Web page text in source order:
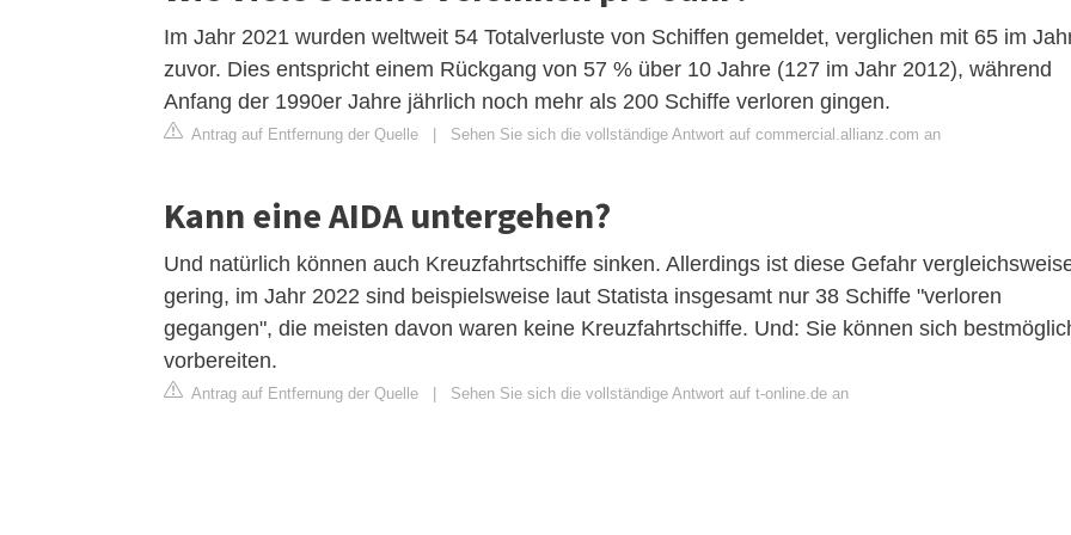
Im Jahr 2021 wurden weltweit 54 Totalverluste von Schiffen gemeldet, verglichen mit 65 im
zuvor. Dies entspricht einem Rückgang von 57 % über 10 Jahre (127 im Jahr 2012), während
Anfang der 1990er Jahre jährlich noch mehr als 200 Schiffe verloren gingen.
Antrag auf Entfernung der Quelle | Sehen Sie sich die vollständige Antwort auf commercial.allianz.com an
Kann eine AIDA untergehen?
Und natürlich können auch Kreuzfahrtschiffe sinken. Allerdings ist diese Gefahr
gering, im Jahr 2022 sind beispielsweise laut Statista insgesamt nur 38 Schiffe "verloren
gegangen", die meisten davon waren keine Kreuzfahrtschiffe. Und: Sie können sich
vorbereiten.
Antrag auf Entfernung der Quelle | Sehen Sie sich die vollständige Antwort auf t-online.de an